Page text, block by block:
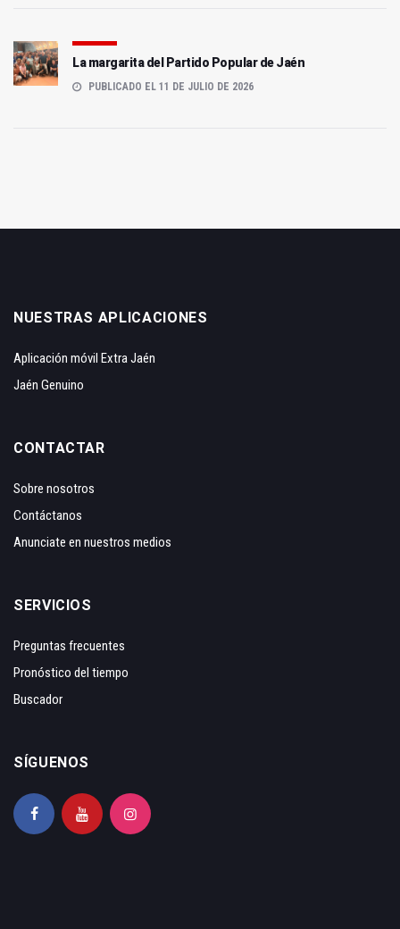
La margarita del Partido Popular de Jaén
PUBLICADO EL 11 DE JULIO DE 2026
NUESTRAS APLICACIONES
Aplicación móvil Extra Jaén
Jaén Genuino
CONTACTAR
Sobre nosotros
Contáctanos
Anunciate en nuestros medios
SERVICIOS
Preguntas frecuentes
Pronóstico del tiempo
Buscador
SÍGUENOS